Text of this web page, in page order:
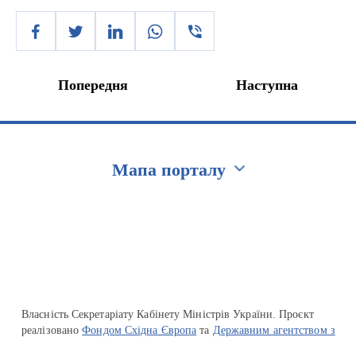
Попередня Наступна
Мапа порталу
Власність Секретаріату Кабінету Міністрів України. Проєкт
реалізованоФондом Східна Європа та Державним агентством з